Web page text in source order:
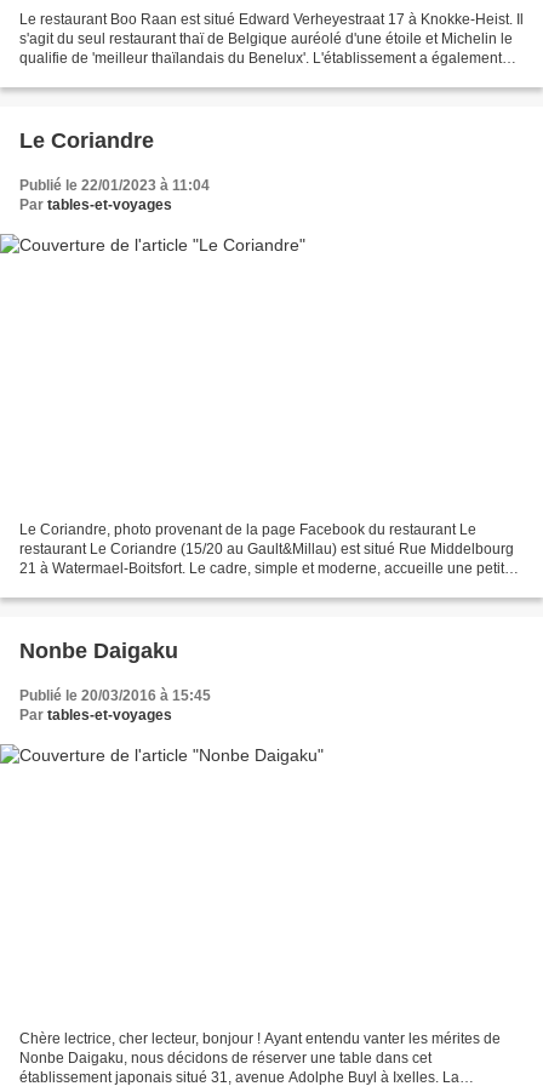
Le restaurant Boo Raan est situé Edward Verheyestraat 17 à Knokke-Heist. Il
s'agit du seul restaurant thaï de Belgique auréolé d'une étoile et Michelin le
qualifie de 'meilleur thaïlandais du Benelux'. L'établissement a également
Le Coriandre
Publié le 22/01/2023 à 11:04
Par tables-et-voyages
Le Coriandre, photo provenant de la page Facebook du restaurant Le
restaurant Le Coriandre (15/20 au Gault&Millau) est situé Rue Middelbourg
21 à Watermael-Boitsfort. Le cadre, simple et moderne, accueille une petite
Nonbe Daigaku
Publié le 20/03/2016 à 15:45
Par tables-et-voyages
Chère lectrice, cher lecteur, bonjour ! Ayant entendu vanter les mérites de
Nonbe Daigaku, nous décidons de réserver une table dans cet
établissement japonais situé 31, avenue Adolphe Buyl à Ixelles. La